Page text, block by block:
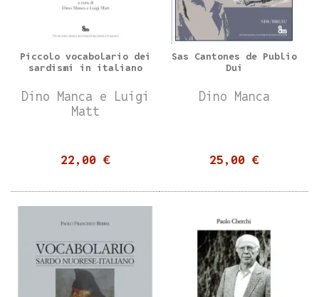
Piccolo vocabolario dei
sardismi in italiano
Dino Manca e Luigi
Matt
22,00 €
Sas Cantones de Publio
Dui
Dino Manca
25,00 €